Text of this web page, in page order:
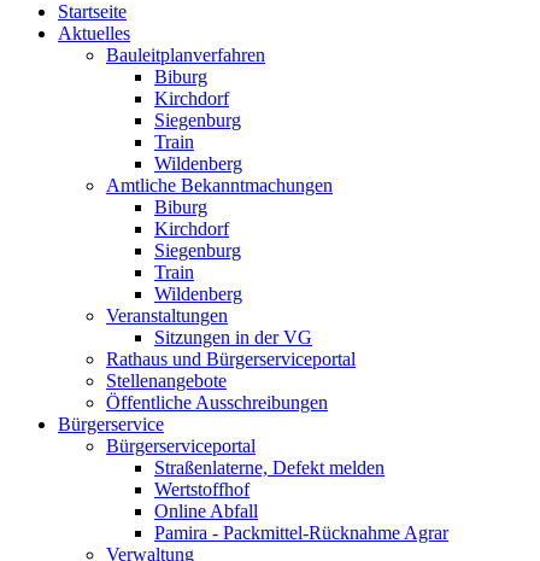
Startseite
Aktuelles
Bauleitplanverfahren
Biburg
Kirchdorf
Siegenburg
Train
Wildenberg
Amtliche Bekanntmachungen
Biburg
Kirchdorf
Siegenburg
Train
Wildenberg
Veranstaltungen
Sitzungen in der VG
Rathaus und Bürgerserviceportal
Stellenangebote
Öffentliche Ausschreibungen
Bürgerservice
Bürgerserviceportal
Straßenlaterne, Defekt melden
Wertstoffhof
Online Abfall
Pamira - Packmittel-Rücknahme Agrar
Verwaltung